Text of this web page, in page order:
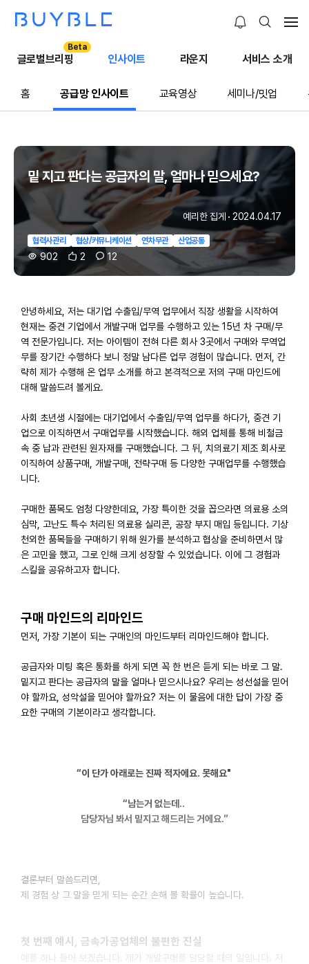
글로벌브리핑
Beta
인사이트 라운지 서비스 소개
홈 공급망 인사이트 교육영상 세미나/밋업
밑 지고 판다는 공급자의 말, 얼마나 믿으세요?
협력사관리 협상/커뮤니케이션 연차무관 산업공통
902 2 12
예리한 집게 · 2024.04.17
안녕하세요, 저는 대기업 수출입/무역 업무에서 직장 생활을 시작하여
현재는 중견 기업에서 개발구매 업무를 수행하고 있는 15년 차 구매/무
역 전문가입니다. 저는 아이템이 전혀 다른 회사 3곳에서 구매와 무역업
무를 장기간 수행하다 보니 정말 남다른 업무 경험이 많습니다. 먼저, 간
략히 제가 수행해 온 업무 소개를 하고 본격적으로 저의 구매 마인드에
대해 말씀드려 볼게요.
사회 초년생 시절에는 대기업에서 수출입/무역 업무를 하다가, 중견 기
업으로 이직하면서 구매업무를 시작했습니다. 해외 업체를 통해 비철금
속 중 납과 관련된 원자재를 구매했습니다. 그 뒤, 치의료기 제조 회사로
이직하여 상품구매, 개발구매, 전략구매 등 다양한 구매업무를 수행했습
니다.
구매한 품목도 엄청 다양한데요, 가장 특이한 것을 꼽으라면 의료용 소의
심막, 고난도 특수 처리된 의료용 실리콘, 공장 부지 매입 등입니다. 기상
천외한 품목들을 구매하기 위해 원가를 분석하고 협상을 준비하면서 많
은 고민을 했고, 그로 인해 크게 성장할 수 있었습니다. 이에 그 경험과
스킬을 공유하고자 합니다.
구매 마인드의 리마인드
먼저, 가장 기본이 되는 구매인의 마인드부터 리마인드해야 합니다.
공급자와 미팅 혹은 통화를 하게 되면 꼭 한 번은 듣게 되는 바로 그 말.
밑지고 판다는 공급자의 말을 얼마나 믿으시나요? 우리는 성선설을 믿어
야 할까요, 성악설을 믿어야 할까요? 저는 이 물음에 대한 답이 가장 중
요한 구매의 기본이라고 생각합니다.
“이 단가 아래로는 진짜 적자에요. 못해요"
“남는거 없는데..
담당자님 봐서 밑지고 해드리는 거에요.”
결론부터 말씀드리면,
제 경험 상 그 말을 믿게 되는 순간 손해 볼 확률이 높습니다.
첫 번째 예시, 금속가공업체의 불편한 진실
예를 하나 들어 보겠습니다. 제가 개발구매를 담당할 때의 일입니다. 저